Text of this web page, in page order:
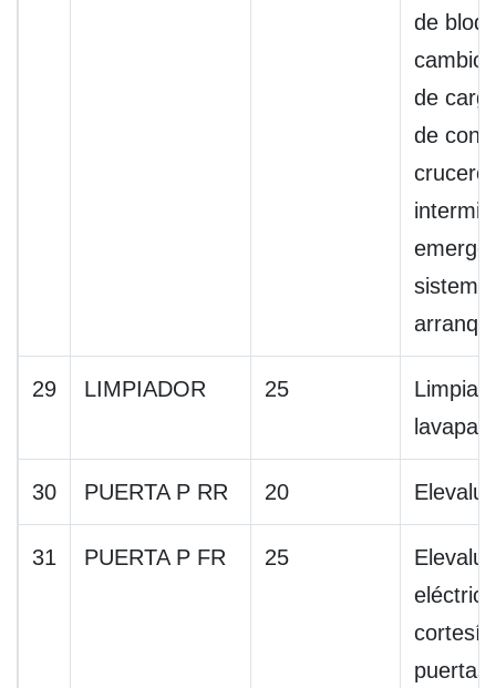
de
de
de
sistema
29 LIMPIADOR 25
30 PUERTA P RR 20
31 PUERTA P FR 25